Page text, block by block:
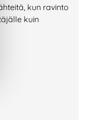
kun ravinto
kuin